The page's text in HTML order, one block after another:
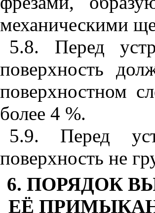
механическими
5.8. Перед
поверхность
поверхностном
более 4 %.
5.9. Перед
поверхность не
6. ПОРЯДОК
ЕЁ